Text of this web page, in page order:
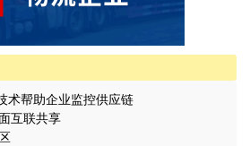
术帮助企业监控供应链
互联共享